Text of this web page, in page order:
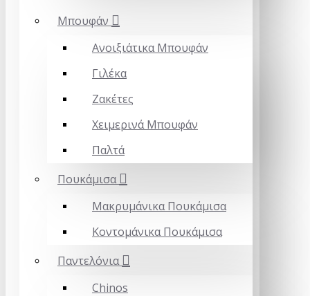
Mπουφάν
Ανοιξιάτικα Μπουφάν
Γιλέκα
Ζακέτες
Χειμερινά Μπουφάν
Παλτά
Πουκάμισα
Μακρυμάνικα Πουκάμισα
Κοντομάνικα Πουκάμισα
Παντελόνια
Chinos